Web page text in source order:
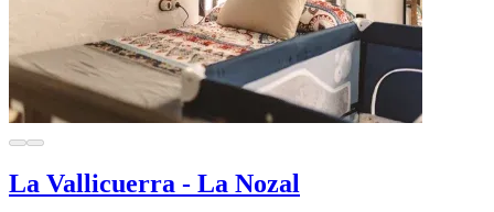
La Vallicuerra - La Nozal